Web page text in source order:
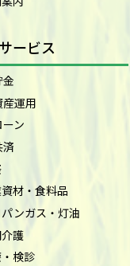
ービス
金
産運用
ン
済
材・食料品
ンガス・灯油
護
検診